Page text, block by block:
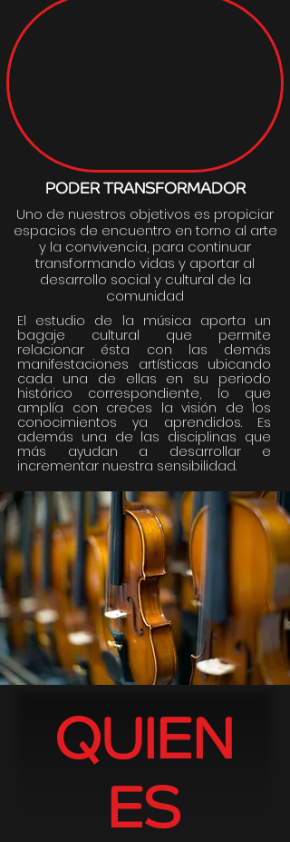
PODER TRANSFORMADOR
Uno de nuestros objetivos es propiciar
espacios de encuentro en torno al arte
y la convivencia, para continuar
transformando vidas y aportar al
desarrollo social y cultural de la
comunidad
El estudio de la música aporta un
bagaje cultural que permite
relacionar ésta con las demás
manifestaciones artísticas ubicando
cada una de ellas en su periodo
histórico correspondiente, lo que
amplía con creces la visión de los
conocimientos ya aprendidos. Es
además una de las disciplinas que
más ayudan a desarrollar e
incrementar nuestra sensibilidad.
QUIEN
ES